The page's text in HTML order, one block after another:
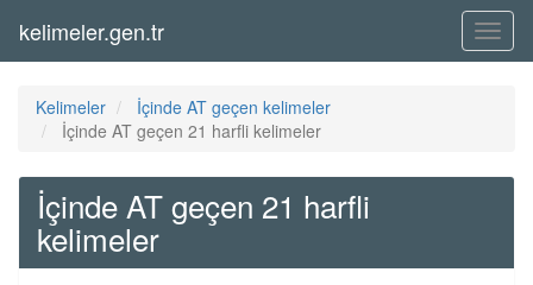
Menü
kelimeler.gen.tr
Kelimeler
İçinde AT geçen kelimeler
İçinde AT geçen 21 harfli kelimeler
İçinde AT geçen 21 harfli
kelimeler